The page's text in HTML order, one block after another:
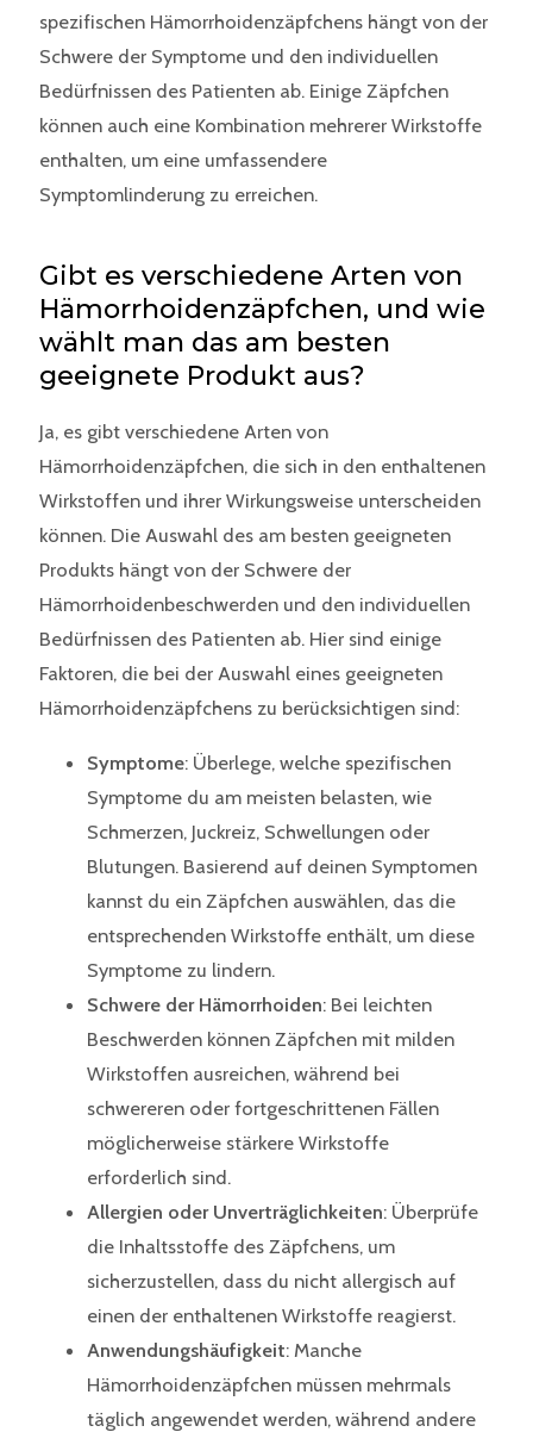
spezifischen Hämorrhoidenzäpfchens hängt von der
Schwere der Symptome und den individuellen
Bedürfnissen des Patienten ab. Einige Zäpfchen
können auch eine Kombination mehrerer Wirkstoffe
enthalten, um eine umfassendere
Symptomlinderung zu erreichen.
Gibt es verschiedene Arten von
Hämorrhoidenzäpfchen, und wie
wählt man das am besten
geeignete Produkt aus?
Ja, es gibt verschiedene Arten von
Hämorrhoidenzäpfchen, die sich in den enthaltenen
Wirkstoffen und ihrer Wirkungsweise unterscheiden
können. Die Auswahl des am besten geeigneten
Produkts hängt von der Schwere der
Hämorrhoidenbeschwerden und den individuellen
Bedürfnissen des Patienten ab. Hier sind einige
Faktoren, die bei der Auswahl eines geeigneten
Hämorrhoidenzäpfchens zu berücksichtigen sind:
Symptome: Überlege, welche spezifischen
Symptome du am meisten belasten, wie
Schmerzen, Juckreiz, Schwellungen oder
Blutungen. Basierend auf deinen Symptomen
kannst du ein Zäpfchen auswählen, das die
entsprechenden Wirkstoffe enthält, um diese
Symptome zu lindern.
Schwere der Hämorrhoiden: Bei leichten
Beschwerden können Zäpfchen mit milden
Wirkstoffen ausreichen, während bei
schwereren oder fortgeschrittenen Fällen
möglicherweise stärkere Wirkstoffe
erforderlich sind.
Allergien oder Unverträglichkeiten: Überprüfe
die Inhaltsstoffe des Zäpfchens, um
sicherzustellen, dass du nicht allergisch auf
einen der enthaltenen Wirkstoffe reagierst.
Anwendungshäufigkeit: Manche
Hämorrhoidenzäpfchen müssen mehrmals
täglich angewendet werden, während andere